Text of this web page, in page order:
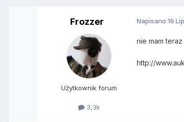
Frozzer
Użytkownik forum
3,3k
Napisano19
nie mam
http://